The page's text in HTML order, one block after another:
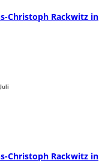
Christoph Rackwitz in
Juli
Christoph Rackwitz in